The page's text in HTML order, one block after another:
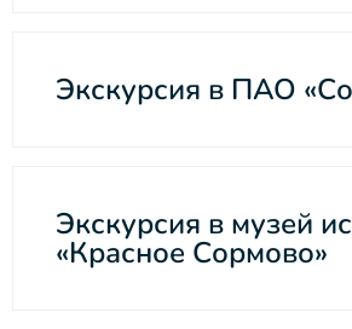
Экскурсия в ПАО
Экскурсия в музей
«Красное Сормово»